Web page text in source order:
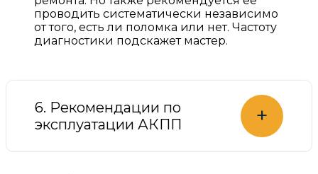
проводить систематически независимо
от того, есть ли поломка или нет. Частоту
диагностики подскажет мастер.
6. Рекомендации по
эксплуатации АКПП
+